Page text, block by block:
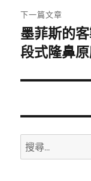
章:
下一篇文章
下
一
文
墨菲斯的
段式隆鼻
搜
尋